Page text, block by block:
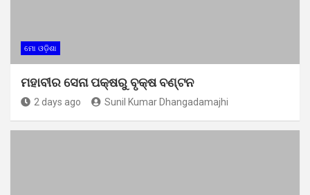
ମୋ ଓଡ଼ିଶା
ମହାବୀର ସେନା ପକ୍ଷରୁ ବୃକ୍ଷ ବଣ୍ଟନ
2 days ago Sunil Kumar Dhangadamajhi